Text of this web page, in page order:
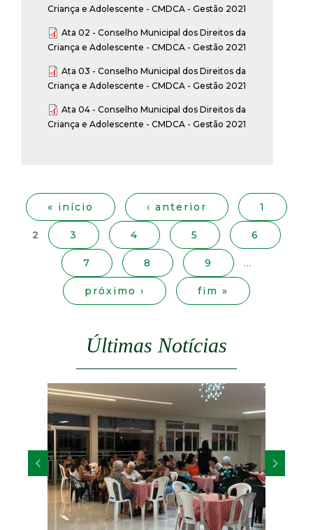
Criança e Adolescente - CMDCA - Gestão 2021
Ata 02 - Conselho Municipal dos Direitos da
Criança e Adolescente - CMDCA - Gestão 2021
Ata 03 - Conselho Municipal dos Direitos da
Criança e Adolescente - CMDCA - Gestão 2021
Ata 04 - Conselho Municipal dos Direitos da
Criança e Adolescente - CMDCA - Gestão 2021
g
« início ‹ anterior 1
2 3 4 5 6
7 8 9 …
próximo › fim »
Últimas Notícias